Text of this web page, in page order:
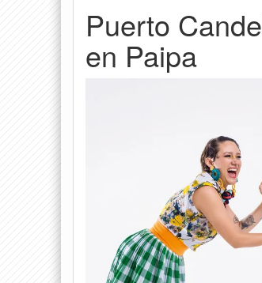
Puerto
en Paipa